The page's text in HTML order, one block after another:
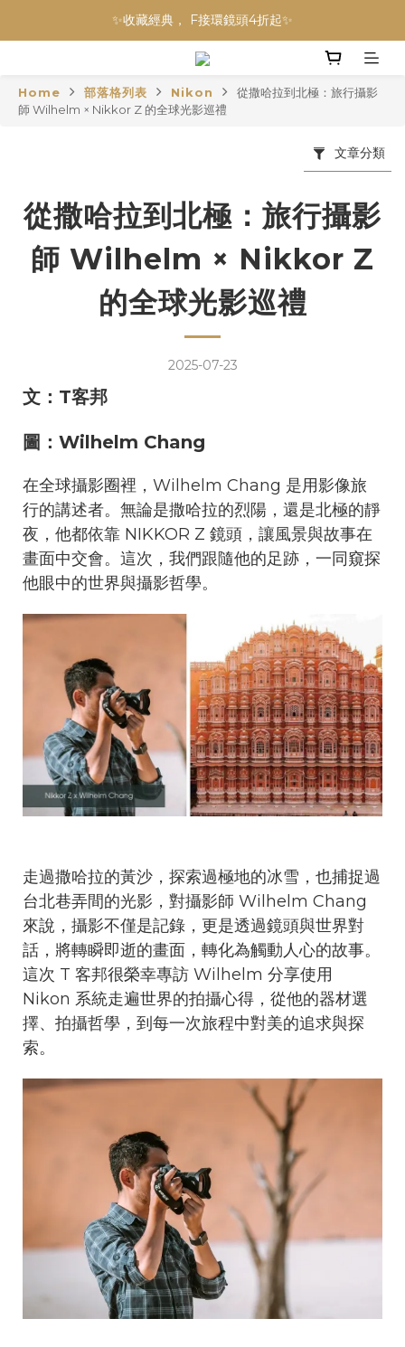
NINJA BLAST 果汁隨行杯 超優惠兩件組 只要$3,800‼️
加入會員贈$300購物金💰｜消費即享2%回饋 (部分商品不適用)
NINJA BLAST 果汁隨行杯 超優惠兩件組 只要$3,800‼️
Home 部落格列表 Nikon
從撒哈拉到北極：旅行攝影
師 Wilhelm × Nikkor Z 的全球光影巡禮
文章分類
從撒哈拉到北極：旅行攝影
師 Wilhelm × Nikkor Z
的全球光影巡禮
2025-07-23
文：T客邦
圖：Wilhelm Chang
在全球攝影圈裡，Wilhelm Chang 是用影像旅
行的講述者。無論是撒哈拉的烈陽，還是北極的靜
夜，他都依靠 NIKKOR Z 鏡頭，讓風景與故事在
畫面中交會。這次，我們跟隨他的足跡，一同窺探
他眼中的世界與攝影哲學。
走過撒哈拉的黃沙，探索過極地的冰雪，也捕捉過
台北巷弄間的光影，對攝影師 Wilhelm Chang
來說，攝影不僅是記錄，更是透過鏡頭與世界對
話，將轉瞬即逝的畫面，轉化為觸動人心的故事。
這次 T 客邦很榮幸專訪 Wilhelm 分享使用
Nikon 系統走遍世界的拍攝心得，從他的器材選
擇、拍攝哲學，到每一次旅程中對美的追求與探
索。